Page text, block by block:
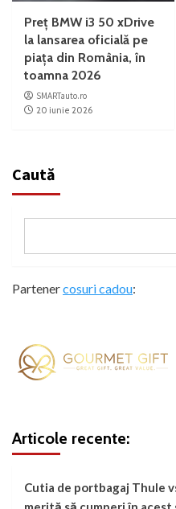
Preț BMW i3 50 xDrive
la lansarea oficială pe
piața din România, în
toamna 2026
SMARTauto.ro
20 iunie 2026
Caută
Partenercosuri cadou:
Articole recente:
Cutia de portbagaj Thule